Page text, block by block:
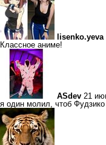
lisenko.yeva
Классное аниме!
ASdev 21
я один молил, чтоб